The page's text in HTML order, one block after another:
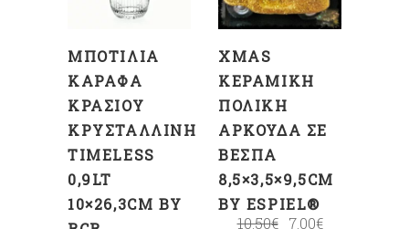
ΜΠΟΤΊΛΙΑ
ΚΑΡΆΦΑ
ΚΡΑΣΙΟΎ
ΚΡΥΣΤΆΛΛΙΝΗ
TIMELESS
0,9LT
10×26,3CM BY
XMAS
ΚΕΡΑΜΙΚΉ
ΠΟΛΙΚΉ
ΑΡΚΟΎΔΑ ΣΕ
ΒΈΣΠΑ
8,5×3,5×9,5CM
BY ESPIEL®
10.50€ 7.00€